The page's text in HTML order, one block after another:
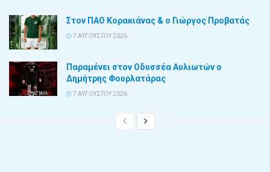
Στον ΠΑΟ Κορακιάνας & ο Γιώργος Προβατάς
7 ΑΥΓΟΎΣΤΟΥ 2026
Παραμένει στον Οδυσσέα Αυλιωτών ο
Δημήτρης Φουρλατάρας
7 ΑΥΓΟΎΣΤΟΥ 2026